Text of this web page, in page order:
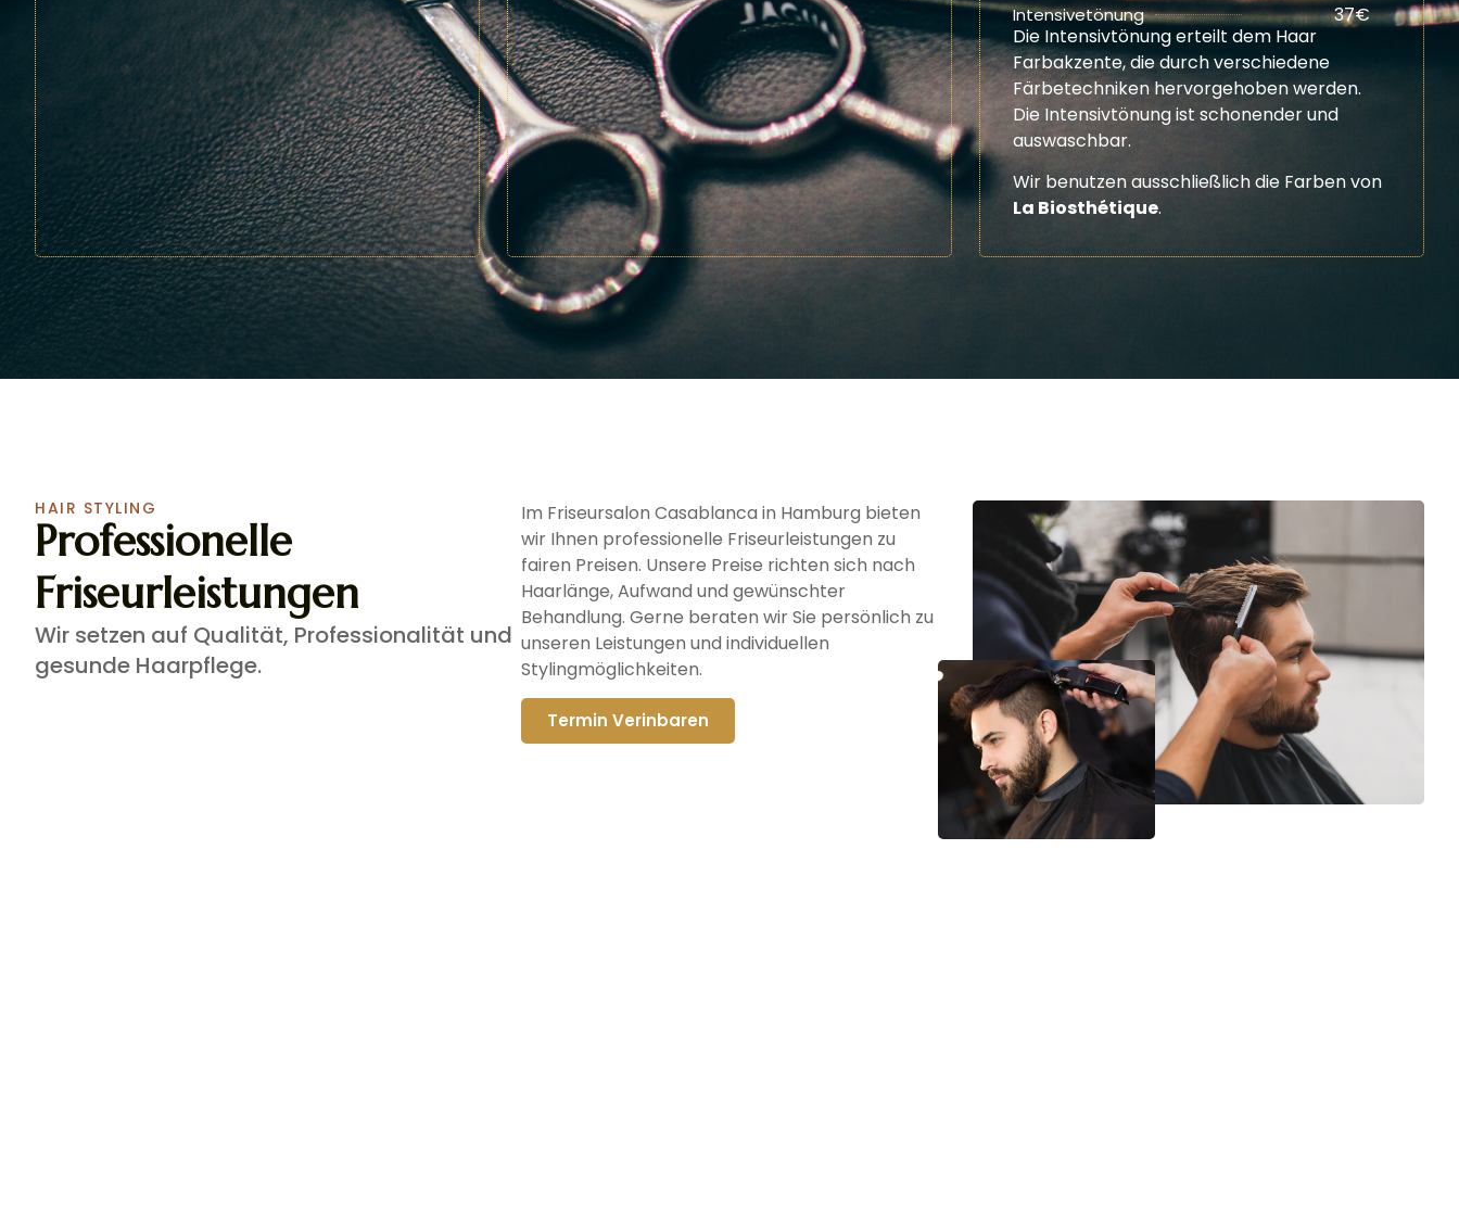
Intensivetönung
37€
Die Intensivtönung erteilt dem Haar
Farbakzente, die durch verschiedene
Färbetechniken hervorgehoben werden.
Die Intensivtönung ist schonender und
auswaschbar.
Wir benutzen ausschließlich die Farben von
La Biosthétique.
HAIR STYLING
Professionelle
Friseurleistungen
Wir setzen auf Qualität, Professionalität und
gesunde Haarpflege.
Im Friseursalon Casablanca in Hamburg bieten
wir Ihnen professionelle Friseurleistungen zu
fairen Preisen. Unsere Preise richten sich nach
Haarlänge, Aufwand und gewünschter
Behandlung. Gerne beraten wir Sie persönlich zu
unseren Leistungen und individuellen
Stylingmöglichkeiten.
Termin Verinbaren